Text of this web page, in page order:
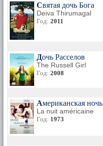
Святая дочь Бога
Deiva Thirumagal
Год: 2011
Дочь Расселов
The Russell Girl
Год: 2008
Американская ночь
La nuit américaine
Год: 1973